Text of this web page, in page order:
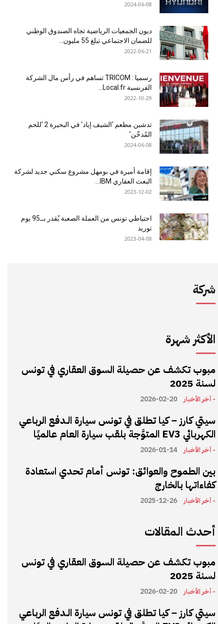
2024-06-08
ديون الجمعيات الرياضية تجاه الصندوق الوطني
للضمان الاجتماعي تبلغ 55 مليون...
2022-06-21
رسميا : TRICOM تساهم في رأس مال الشركة
الفرنسية Local.fr...
2022-10-29
تدشين مطعم ‘الشيف إياد’ في البحيرة 2 ‘للحم
المُدخّن’
2024-06-08
إقامة أميرة في بومهل مشروع سكني جديد لشركة
البعث العقاري IBM...
2023-12-02
احتياطي تونس من العملة الصعبة يُقدر بــ95 يوم
توريد
2023-04-08
شركة
الأكثر شهرة
مبوب تكشف عن حصيلة السوق العقاري في تونس
لسنة 2025
- آخر الأخبار 2026-02-20
سيتي كارز – كيا تطلق في تونس سيارة الـدفع الرباعي
الكهربائي EV3 المتوَّجة بلقب سيارة العام عالميًا
- آخر الأخبار 2026-01-14
بين الطموح والعوائق: تونس أمام تحدي استعادة
كفاءاتها بالخارج
- آخر الأخبار 2025-12-26
أحدث المقالات
مبوب تكشف عن حصيلة السوق العقاري في تونس
لسنة 2025
- آخر الأخبار 2026-02-20
سيتي كارز – كيا تطلق في تونس سيارة الـدفع الرباعي